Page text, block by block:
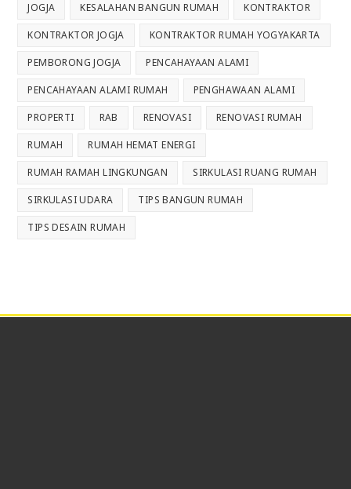
JOGJA KESALAHAN BANGUN RUMAH KONTRAKTOR
KONTRAKTOR JOGJA KONTRAKTOR RUMAH YOGYAKARTA
PEMBORONG JOGJA PENCAHAYAAN ALAMI
PENCAHAYAAN ALAMI RUMAH PENGHAWAAN ALAMI
PROPERTI RAB RENOVASI RENOVASI RUMAH
RUMAH RUMAH HEMAT ENERGI
RUMAH RAMAH LINGKUNGAN SIRKULASI RUANG RUMAH
SIRKULASI UDARA TIPS BANGUN RUMAH
TIPS DESAIN RUMAH